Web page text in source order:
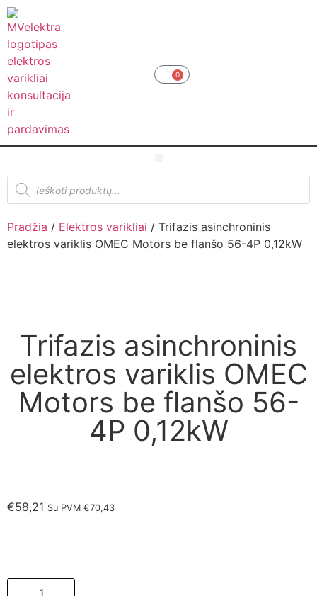
0
Pradžia / Elektros varikliai / Trifazis asinchroninis
elektros variklis OMEC Motors be flanšo 56-4P 0,12kW
Trifazis asinchroninis
elektros variklis OMEC
Motors be flanšo 56-
4P 0,12kW
€58,21 Su PVM €70,43